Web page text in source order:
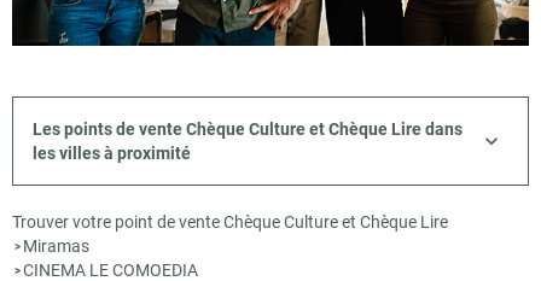
Les points de vente Chèque Culture et Chèque Lire dans
les villes à proximité
Trouver votre point de vente Chèque Culture et Chèque Lire
> Miramas
>CINEMA LE COMOEDIA